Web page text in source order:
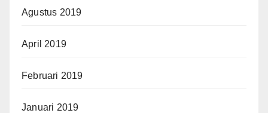
Agustus 2019
April 2019
Februari 2019
Januari 2019